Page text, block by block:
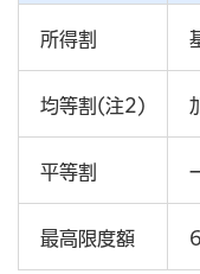
所得割
均等割(注2)
平等割
最高限度額